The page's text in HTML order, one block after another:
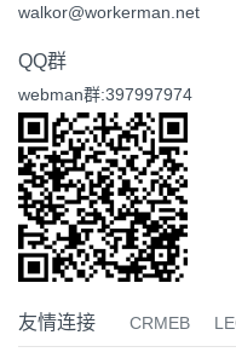
walkor@workerman.net
QQ群
webman群:397997974
友情连接 CRMEB